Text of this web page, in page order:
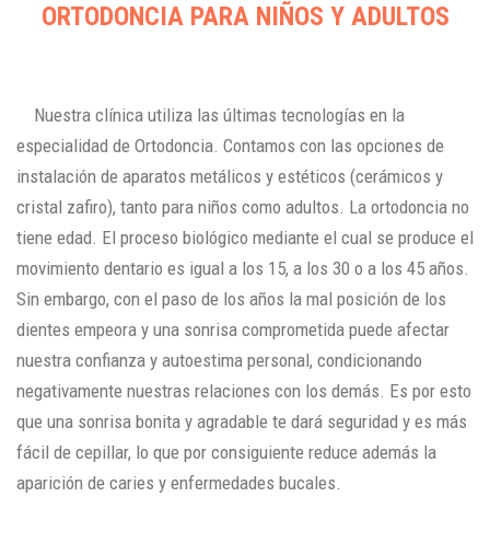
ORTODONCIA PARA NIÑOS Y ADULTOS
Nuestra clínica utiliza las últimas tecnologías en la
especialidad de Ortodoncia. Contamos con las opciones de
instalación de aparatos metálicos y estéticos (cerámicos y
cristal zafiro), tanto para niños como adultos. La ortodoncia no
tiene edad. El proceso biológico mediante el cual se produce el
movimiento dentario es igual a los 15, a los 30 o a los 45 años.
Sin embargo, con el paso de los años la mal posición de los
dientes empeora y una sonrisa comprometida puede afectar
nuestra confianza y autoestima personal, condicionando
negativamente nuestras relaciones con los demás. Es por esto
que una sonrisa bonita y agradable te dará seguridad y es más
fácil de cepillar, lo que por consiguiente reduce además la
aparición de caries y enfermedades bucales.